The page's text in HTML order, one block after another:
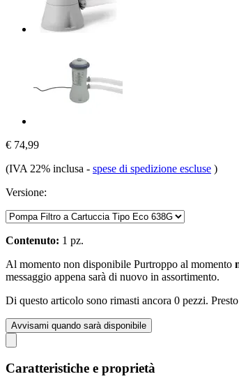
€ 74,99
(IVA 22% inclusa - spese di spedizione escluse )
Versione:
Contenuto: 1 pz.
Al momento non disponibile Purtroppo al momento
messaggio appena sarà di nuovo in assortimento.
Di questo articolo sono rimasti ancora 0 pezzi.
Avvisami quando sarà disponibile
Caratteristiche e proprietà